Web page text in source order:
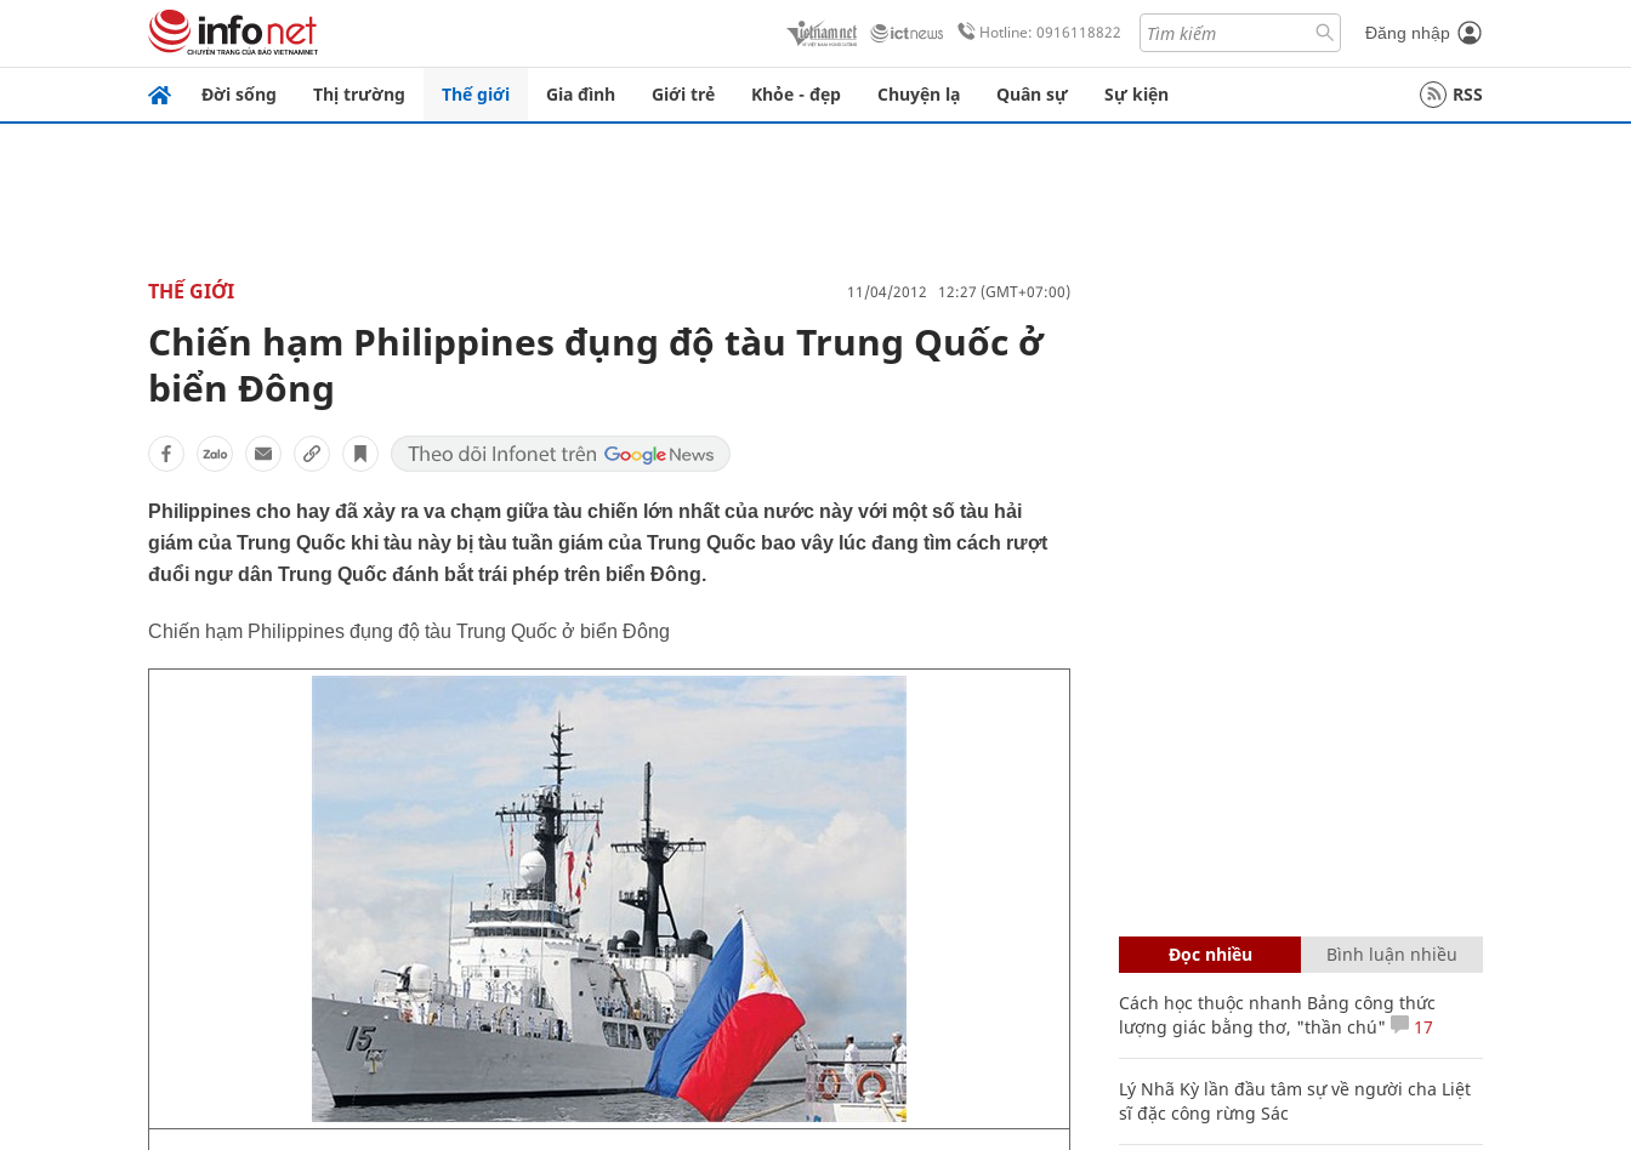
Hotline: 0916118822 Đăng nhập
Đời sống Thị trường Thế giới Gia đình Giới trẻ Khỏe - đẹp Chuyện lạ Quân sự Sự kiện RSS
THẾ GIỚI 11/04/2012 12:27 (GMT+07:00)
Chiến hạm Philippines đụng độ tàu Trung Quốc ở
biển Đông
Philippines cho hay đã xảy ra va chạm giữa tàu chiến lớn nhất của nước này với một số tàu hải
giám của Trung Quốc khi tàu này bị tàu tuần giám của Trung Quốc bao vây lúc đang tìm cách rượt
đuổi ngư dân Trung Quốc đánh bắt trái phép trên biển Đông.
Chiến hạm Philippines đụng độ tàu Trung Quốc ở biển Đông
Đọc nhiều Bình luận nhiều
Cách học thuộc nhanh Bảng công thức
lượng giác bằng thơ, "thần chú"
17
Lý Nhã Kỳ lần đầu tâm sự về người cha Liệt
sĩ đặc công rừng Sác